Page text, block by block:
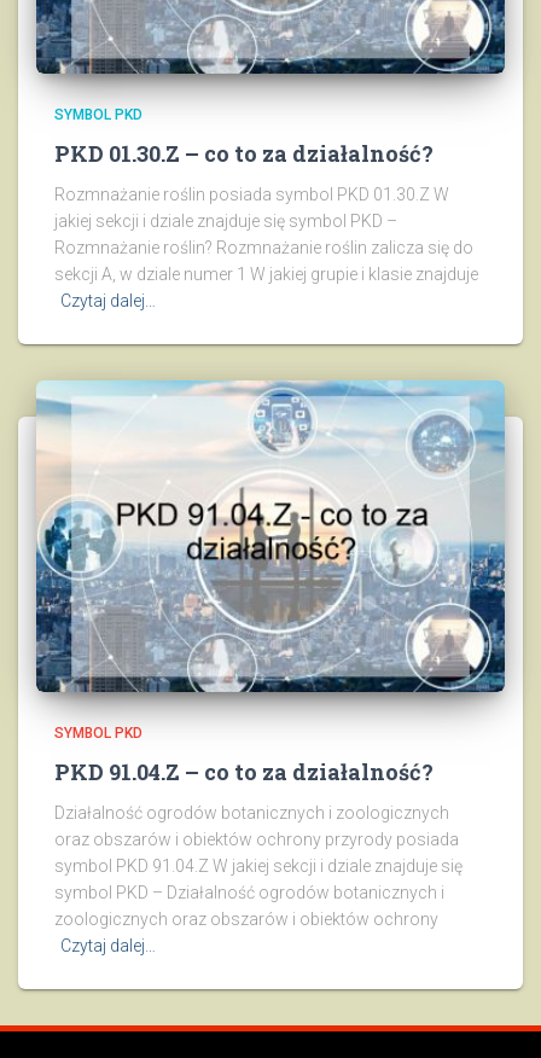
SYMBOL PKD
PKD 01.30.Z – co to za działalność?
Rozmnażanie roślin posiada symbol PKD 01.30.Z W
jakiej sekcji i dziale znajduje się symbol PKD –
Rozmnażanie roślin? Rozmnażanie roślin zalicza się do
sekcji A, w dziale numer 1 W jakiej grupie i klasie znajduje
Czytaj dalej…
SYMBOL PKD
PKD 91.04.Z – co to za działalność?
Działalność ogrodów botanicznych i zoologicznych
oraz obszarów i obiektów ochrony przyrody posiada
symbol PKD 91.04.Z W jakiej sekcji i dziale znajduje się
symbol PKD – Działalność ogrodów botanicznych i
zoologicznych oraz obszarów i obiektów ochrony
Czytaj dalej…